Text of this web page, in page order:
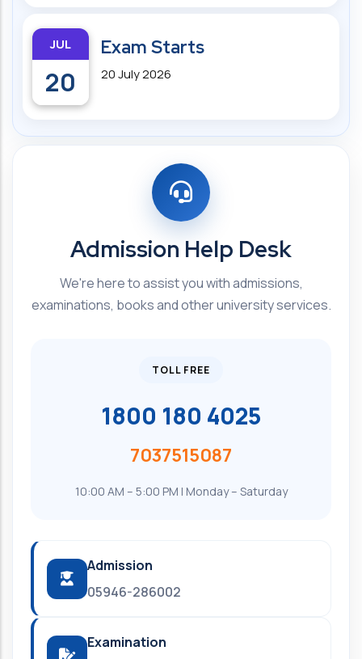
JUL
20
Exam Starts
20 July 2026
Admission Help Desk
We're here to assist you with admissions,
examinations, books and other university services.
TOLL FREE
1800 180 4025
7037515087
10:00 AM – 5:00 PM | Monday – Saturday
Admission
05946-286002
Examination